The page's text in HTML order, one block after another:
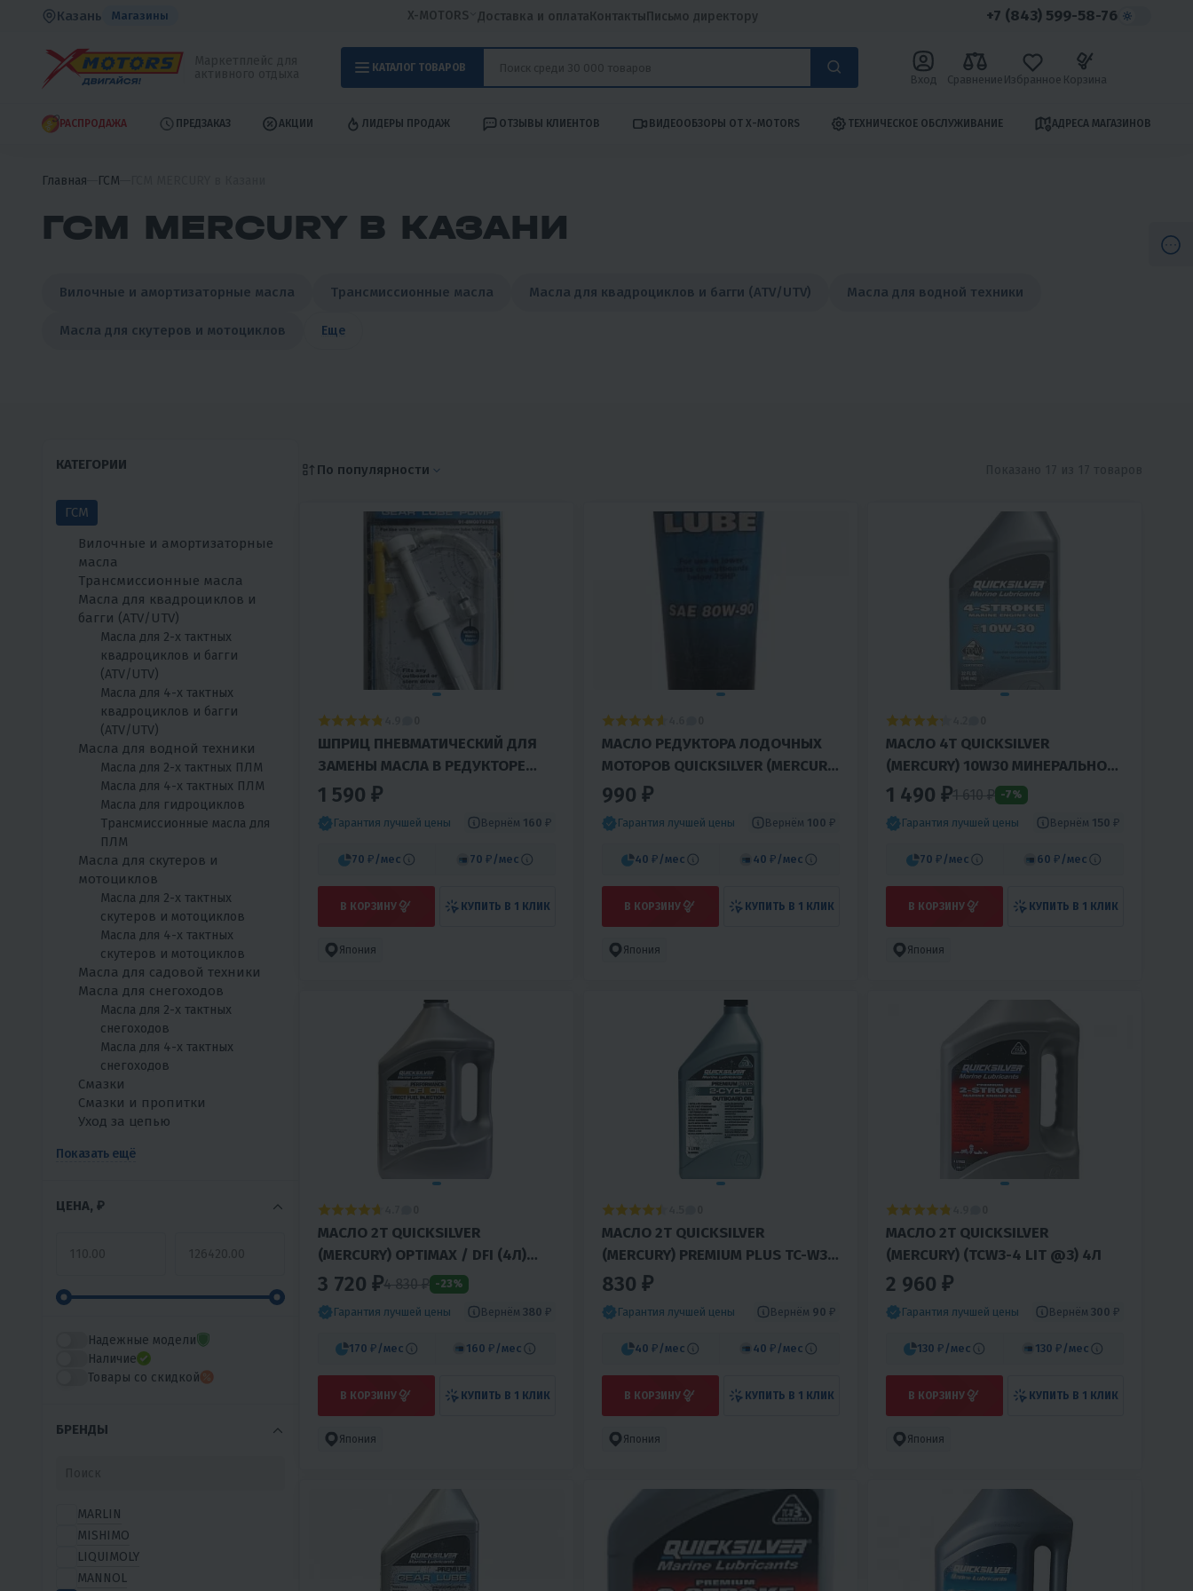
Казань Магазины X-MOTORS Доставка и оплатаКонтактыПисьмо директору +7 (843) 599-58-76
КАТАЛОГ ТОВАРОВ
Вход Сравнение Избранное Корзина
РАСПРОДАЖА ПРЕДЗАКАЗ АКЦИИ ЛИДЕРЫ ПРОДАЖ ОТЗЫВЫ КЛИЕНТОВ ВИДЕООБЗОРЫ ОТ X-MOTORS ТЕХНИЧЕСКОЕ ОБСЛУЖИВАНИЕ АДРЕСА МАГАЗИНОВ
Главная ГСМ
ГСМ MERCURY В КАЗАНИ
Вилочные и амортизаторные масла Трансмиссионные масла Масла для квадроциклов и багги (ATV/UTV) Масла для водной техники
Масла для скутеров и мотоциклов Еще
КАТЕГОРИИ
ГСМ
Вилочные и амортизаторные
масла
Трансмиссионные масла
Масла для квадроциклов и
багги (ATV/UTV)
Масла для 2-х тактных
квадроциклов и багги
(ATV/UTV)
Масла для 4-х тактных
квадроциклов и багги
(ATV/UTV)
Масла для водной техники
Масла для 2-х тактных ПЛМ
Масла для 4-х тактных ПЛМ
Масла для гидроциклов
Трансмиссионные масла для
ПЛМ
Масла для скутеров и
мотоциклов
Масла для 2-х тактных
скутеров и мотоциклов
Масла для 4-х тактных
скутеров и мотоциклов
Масла для садовой техники
Масла для снегоходов
Масла для 2-х тактных
снегоходов
Масла для 4-х тактных
снегоходов
Смазки
Смазки и пропитки
Уход за цепью
Показать ещё
ЦЕНА, ₽
Надежные модели
Наличие
Товары со скидкой
БРЕНДЫ
MARLIN
MISHIMO
LIQUIMOLY
MANNOL
По популярности
ШПРИЦ ПНЕВМАТИЧЕСКИЙ ДЛЯ
ЗАМЕНЫ МАСЛА В РЕДУКТОРЕ
ПЛМ (ЛОД. МОТОРАХ), РЕДУКТОРЕ
1 590 ₽
Гарантия лучшей цены Вернём 160 ₽
70 ₽ /мес 70 ₽ /мес
В КОРЗИНУ КУПИТЬ В 1 КЛИК
Япония
МАСЛО РЕДУКТОРА ЛОДОЧНЫХ
МОТОРОВ QUICKSILVER (MERCURY)
ТРАНСМИСИОННАЯ GEAR LUBE
990 ₽
Гарантия лучшей цены Вернём 100 ₽
40 ₽ /мес 40 ₽ /мес
В КОРЗИНУ КУПИТЬ В 1 КЛИК
Япония
МАСЛО 4T QUICKSILVER
(MERCURY) 10W30 МИНЕРАЛЬНОЕ
(1Л)
1 490 ₽1 610 ₽ -7%
Гарантия лучшей цены Вернём 150 ₽
70 ₽ /мес 60 ₽ /мес
В КОРЗИНУ КУПИТЬ В 1 КЛИК
Япония
МАСЛО 2T QUICKSILVER
(MERCURY) OPTIMAX / DFI (4Л)
5302
3 720 ₽4 830 ₽ -23%
Гарантия лучшей цены Вернём 380 ₽
170 ₽ /мес 160 ₽ /мес
В КОРЗИНУ КУПИТЬ В 1 КЛИК
Япония
МАСЛО 2T QUICKSILVER
(MERCURY) PREMIUM PLUS TC-W3
(1Л) 5364
830 ₽
Гарантия лучшей цены Вернём 90 ₽
40 ₽ /мес 40 ₽ /мес
В КОРЗИНУ КУПИТЬ В 1 КЛИК
Япония
МАСЛО 2T QUICKSILVER
(MERCURY) (TCW3-4 LIT @3) 4Л
2 960 ₽
Гарантия лучшей цены Вернём 300 ₽
130 ₽ /мес 130 ₽ /мес
В КОРЗИНУ КУПИТЬ В 1 КЛИК
Япония